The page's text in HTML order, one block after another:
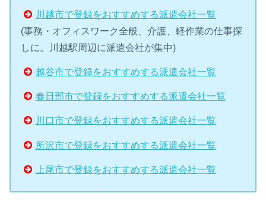
川越市で登録をおすすめする派遣会社一覧
(事務・オフィスワーク全般、介護、軽作業の仕事探
しに。川越駅周辺に派遣会社が集中)
越谷市で登録をおすすめする派遣会社一覧
春日部市で登録をおすすめする派遣会社一覧
川口市で登録をおすすめする派遣会社一覧
所沢市で登録をおすすめする派遣会社一覧
上尾市で登録をおすすめする派遣会社一覧